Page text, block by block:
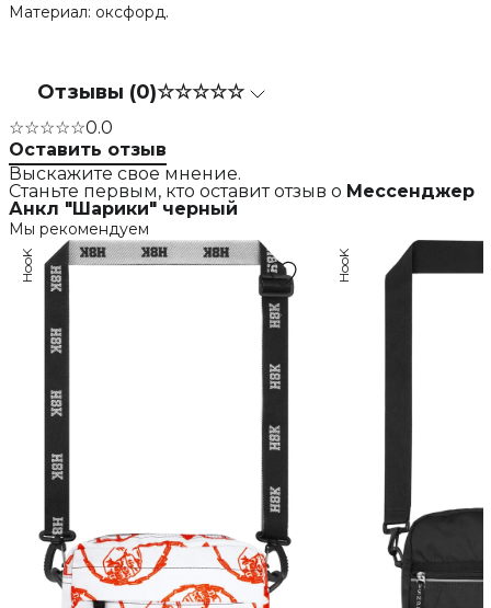
Материал: оксфорд.
Отзывы (0)☆☆☆☆☆
☆☆☆☆☆0.0
Оставить отзыв
Выскажите свое мнение.
Станьте первым, кто оставит отзыв о Мессенджер
Анкл "Шарики" черный
Мы рекомендуем
HooK HooK